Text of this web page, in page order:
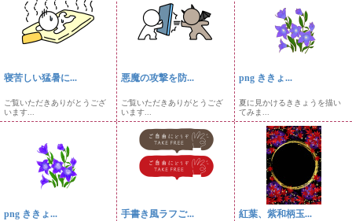
寝苦しい猛暑に...
ご覧いただきありがとうござ
います...
悪魔の攻撃を防...
ご覧いただきありがとうござ
います...
png ききょ...
夏に見かけるききょうを描い
てみま...
png ききょ... 手書き風ラフご... 紅葉、紫和柄玉...